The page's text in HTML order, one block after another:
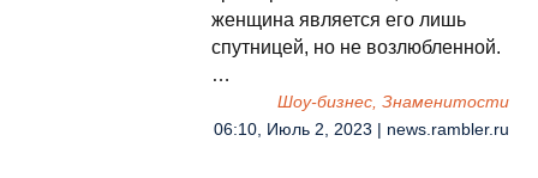
женщина является его лишь
спутницей, но не возлюбленной.
…
Шоу-бизнес, Знаменитости
06:10, Июль 2, 2023 | news.rambler.ru